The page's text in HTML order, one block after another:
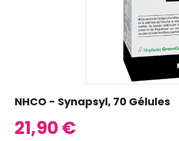
NHCO - Synapsyl, 70 Gélules
21,90 €